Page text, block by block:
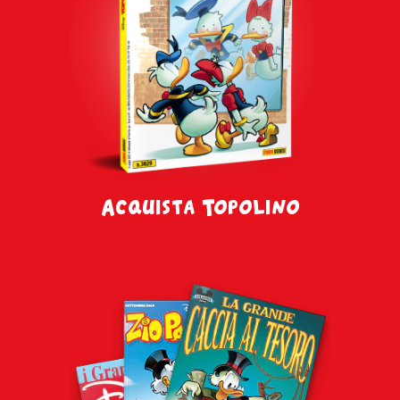
Acquista Topolino